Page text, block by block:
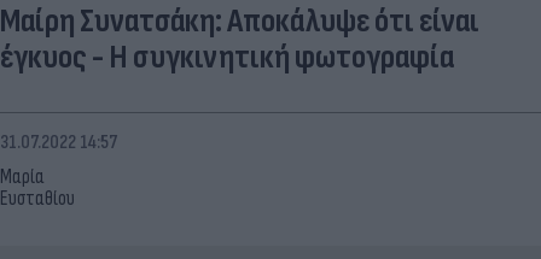
Μαίρη Συνατσάκη: Αποκάλυψε ότι είναι
έγκυος - Η συγκινητική φωτογραφία
Μαρία
Ευσταθίου
31.07.2022 14:57